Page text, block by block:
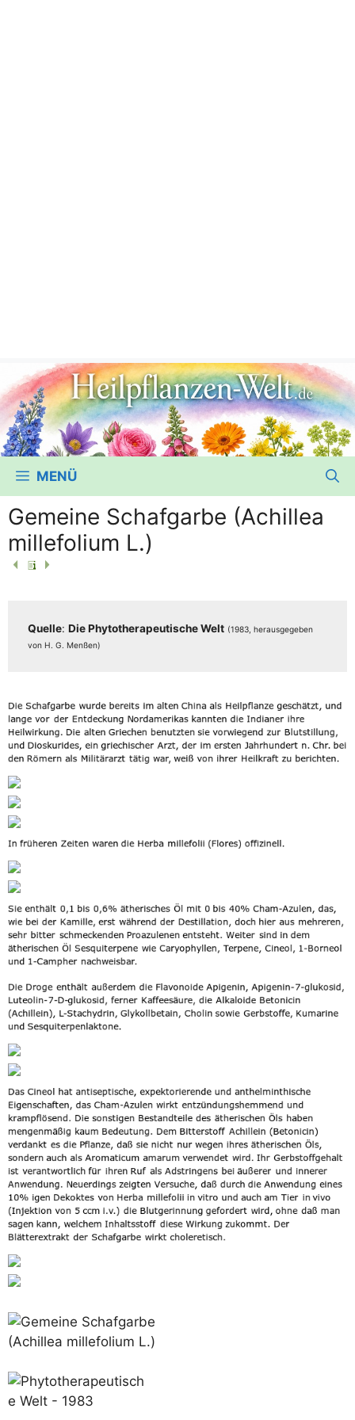
MENÜ
Gemeine Schafgarbe (Achillea
millefolium L.)
Quel­le: Die Phy­to­the­ra­peu­ti­sche Welt (1983, her­aus­ge­ge­ben
von H. G. Menßen)